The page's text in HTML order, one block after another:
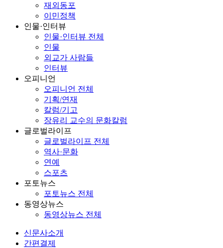
재외동포
이민정책
인물·인터뷰
인물·인터뷰 전체
인물
외교가 사람들
인터뷰
오피니언
오피니언 전체
기획/연재
칼럼/기고
장유리 교수의 문화칼럼
글로벌라이프
글로벌라이프 전체
역사·문화
연예
스포츠
포토뉴스
포토뉴스 전체
동영상뉴스
동영상뉴스 전체
신문사소개
간편결제